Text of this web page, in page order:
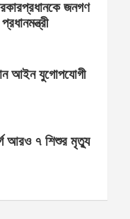
জনগণ
আইন যুগোপযোগী
আরও ৭ শিশুর মৃত্যু